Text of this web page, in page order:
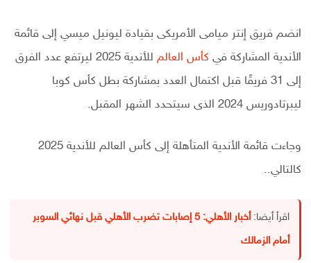
انضم فريق إنتر ميامى الأمريكى بقيادة ليونيل ميسي إلى قائمة
الأندية المشاركة في كأس العالم
للأندية 2025 ليرتفع عدد الفرق
إلى 31 فريقًا قبل اكتمال العدد بمشاركة بطل كأس كوبا
ليبرتادوريس 2024 الذى سيتحدد الشهر المقبل.
وجاءت قائمة الأندية المتأهلة إلى كأس العالم للأندية 2025
كالتالي..
اقرأ أيضا:
أخبار الأهلي: 5 إصابات تضرب الأهلي قبل نهائي السوبر
أمام الزمالك